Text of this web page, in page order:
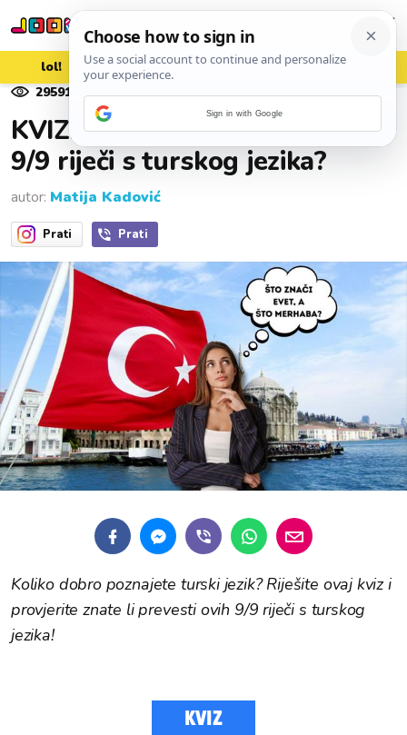
lol! aww vrh!
woot?!
29591
pregleda 06. srpnja 2026.
KVIZ: Možete li prevesti ovih
9/9 riječi s turskog jezika?
autor: Matija Kadović
Prati Prati
Koliko dobro poznajete turski jezik? Riješite ovaj kviz i
provjerite znate li prevesti ovih 9/9 riječi s turskog
jezika!
KVIZ
Sign in with Google